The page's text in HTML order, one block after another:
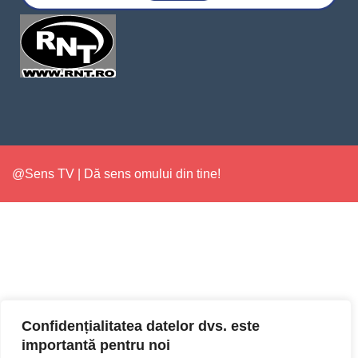
Confidențialitatea datelor dvs. este
importantă pentru noi
@Sens TV | Dă sens omului din tine!